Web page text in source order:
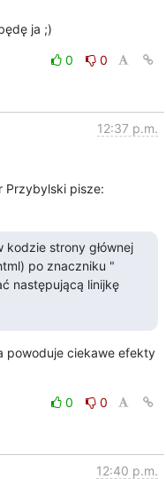
ja ;)
0
0
12:37 p.m.
Przybylski pisze:
kodzie strony głównej
po znaczniku "
następującą linijkę
powoduje ciekawe efekty
0
0
12:40 p.m.